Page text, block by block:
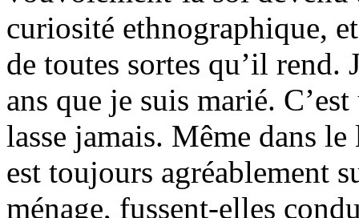
curiosité ethnographique,
de toutes sortes qu’il
ans que je suis marié.
lasse jamais. Même dans
est toujours agréablement
ménage, fussent-elles